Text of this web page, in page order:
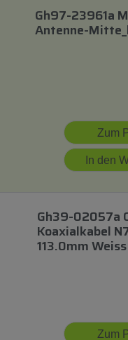
Gh97-23961a
Antenne-
Zum
In den
Gh39-02057a
Koaxialkabel
113.0mm Weiss
Zum